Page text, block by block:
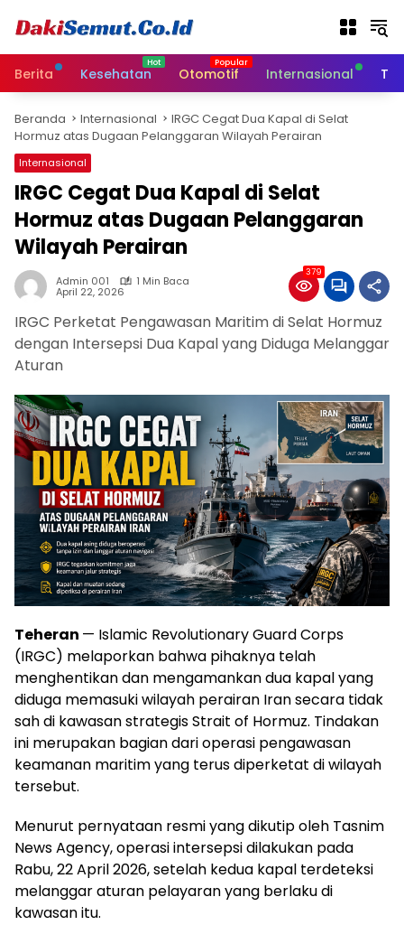
Berita Kesehatan Otomotif Internasional
Beranda Internasional
IRGC Cegat Dua Kapal di Selat
Hormuz atas Dugaan Pelanggaran Wilayah Perairan
Internasional
IRGC Cegat Dua Kapal di Selat
Hormuz atas Dugaan Pelanggaran
Wilayah Perairan
Admin 001 1 Min Baca
April 22, 2026
379
IRGC Perketat Pengawasan Maritim di Selat Hormuz
dengan Intersepsi Dua Kapal yang Diduga Melanggar
Aturan
Teheran — Islamic Revolutionary Guard Corps
(IRGC) melaporkan bahwa pihaknya telah
menghentikan dan mengamankan dua kapal yang
diduga memasuki wilayah perairan Iran secara tidak
sah di kawasan strategis Strait of Hormuz. Tindakan
ini merupakan bagian dari operasi pengawasan
keamanan maritim yang terus diperketat di wilayah
tersebut.
Menurut pernyataan resmi yang dikutip oleh Tasnim
News Agency, operasi intersepsi dilakukan pada
Rabu, 22 April 2026, setelah kedua kapal terdeteksi
melanggar aturan pelayaran yang berlaku di
kawasan itu.